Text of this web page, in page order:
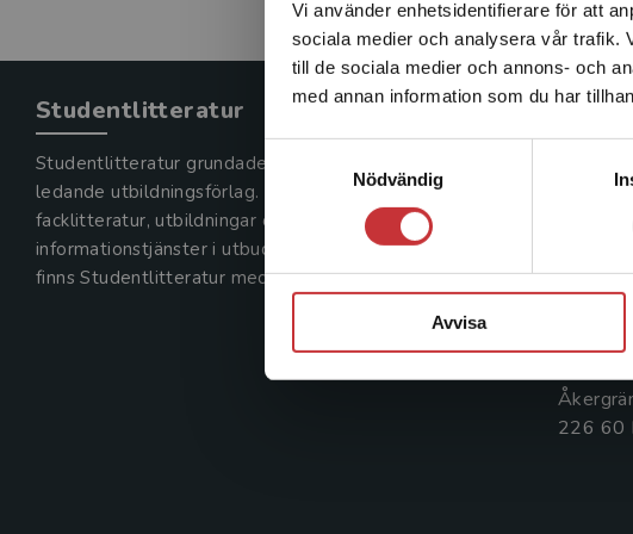
Vi använder enhetsidentifierare för att
sociala medier och analysera vår trafik.
till de sociala medier och annons- och
med annan information som du har
Nödvändig
Avvisa
Det
enhet
Sverige.
Studentlitteratur
Studentlitteratur grundades 1963 och är idag Sveriges
ledande utbildningsförlag. Med läromedel, kurslitteratur,
facklitteratur, utbildningar och digitala
informationstjänster i utbudet,
finns Studentlitteratur med längs hela kunskapsresan.
046-
Box 141